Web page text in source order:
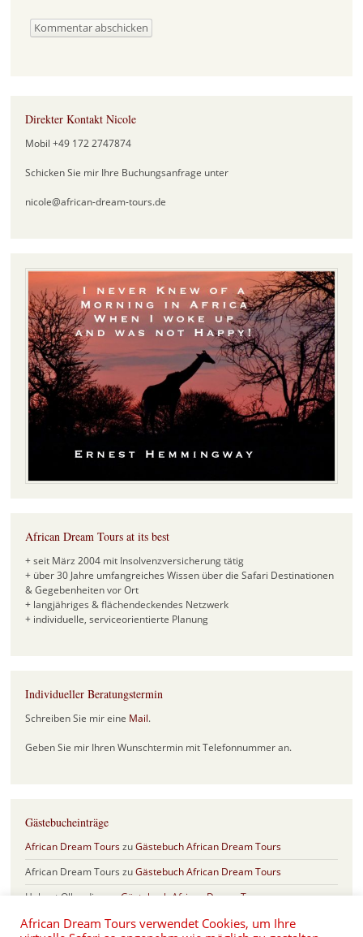
Direkter Kontakt Nicole
Mobil +49 172 2747874
Schicken Sie mir Ihre Buchungsanfrage unter
nicole@african-dream-tours.de
African Dream Tours at its best
+ seit März 2004 mit Insolvenzversicherung tätig
+ über 30 Jahre umfangreiches Wissen über die Safari Destinationen
& Gegebenheiten vor Ort
+ langjähriges & flächendeckendes Netzwerk
+ individuelle, serviceorientierte Planung
Individueller Beratungstermin
Schreiben Sie mir eine Mail.
Geben Sie mir Ihren Wunschtermin mit Telefonnummer an.
Gästebucheinträge
African Dream TourszuGästebuch African Dream Tours
African Dream Tours zuGästebuch African Dream Tours
Helmut OlberdingzuGästebuch African Dream Tours
Sabine & FrankzuGästebuch African Dream Tours
African Dream Tours verwendet Cookies, um Ihre